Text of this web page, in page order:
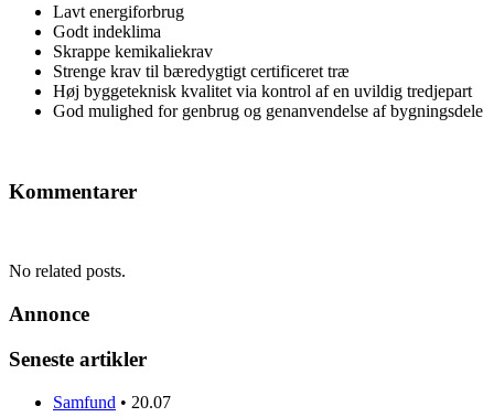
Lavt energiforbrug
Godt indeklima
Skrappe kemikaliekrav
Strenge krav til bæredygtigt certificeret træ
Høj byggeteknisk kvalitet via kontrol af en uvildig tredjepart
God mulighed for genbrug og genanvendelse af bygningsdele
Kommentarer
No related posts.
Annonce
Seneste artikler
Samfund • 20.07